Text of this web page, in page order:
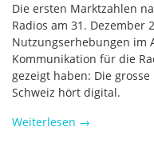
Die ersten Marktzahlen
Radios am 31. Dezember
Nutzungserhebungen im
Kommunikation für die
gezeigt haben: Die
Schweiz hört digital.
Weiterlesen →